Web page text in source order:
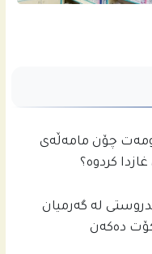
چۆن مامه‌ڵه‌ى
كردوه‌؟
لە گەرمیان
دەکەن